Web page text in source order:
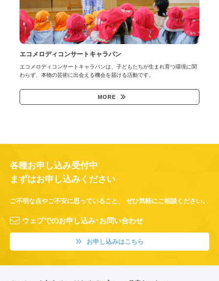
エコメロディコンサートキャラバン
エコメロディコンサートキャラバンは、子どもたちが生まれ育つ環境に関
わらず、本物の芸術に出会える機会を届ける活動です。
MORE
各種お申し込み受付中
まずはお申し込みください
ご不明な点やご不安に思っていること、 ぜひ気軽にご相談ください。
ウェブでのお申し込み･お問い合わせ
お申し込みはこちら